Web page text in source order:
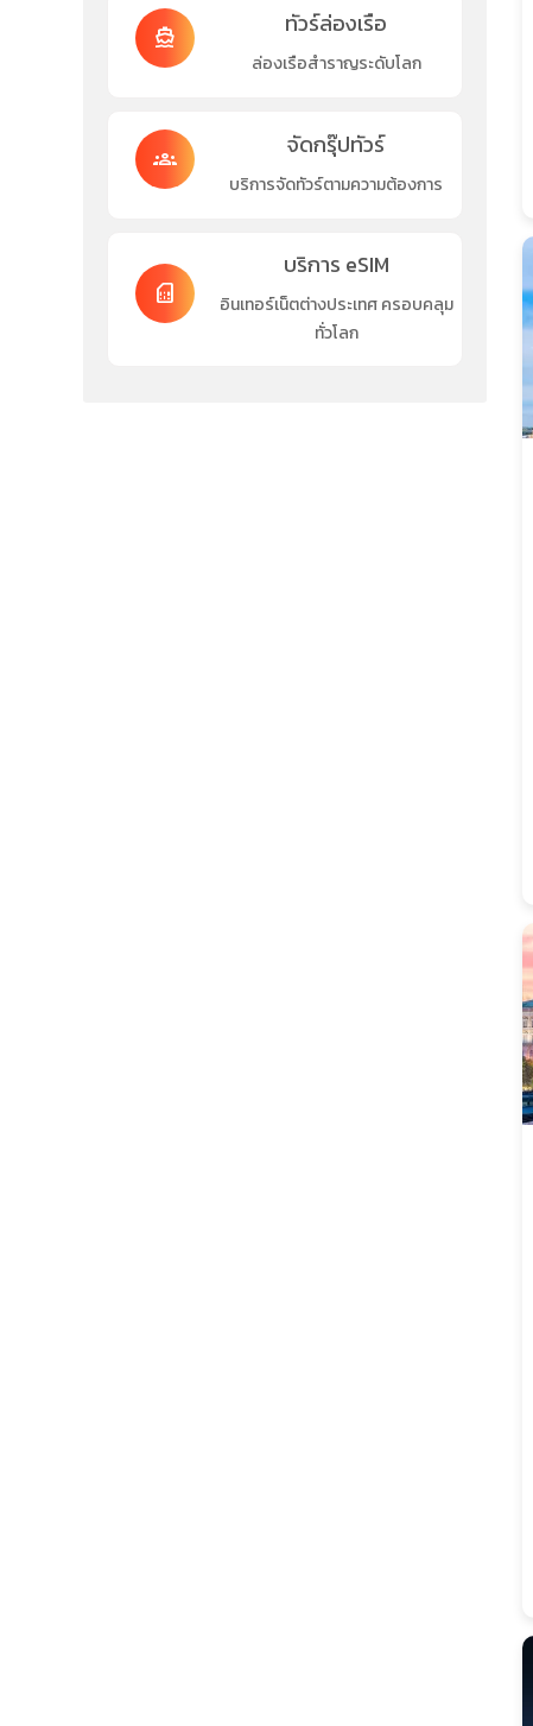
directions_boat ทัวร์ล่องเรือ
ล่องเรือสำราญระดับโลก
groups จัดกรุ๊ปทัวร์
บริการจัดทัวร์ตามความต้องการ
sim_card
บริการ eSIM
อินเทอร์เน็ตต่างประเทศ ครอบคลุม
ทั่วโลก